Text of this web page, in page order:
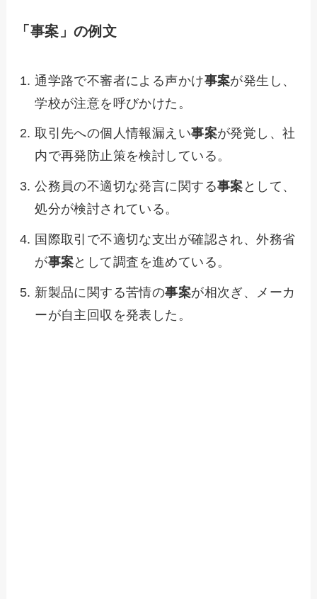
「事案」の例文
通学路で不審者による声かけ事案が発生し、
学校が注意を呼びかけた。
取引先への個人情報漏えい事案が発覚し、社
内で再発防止策を検討している。
公務員の不適切な発言に関する事案 として、
処分が検討されている。
国際取引で不適切な支出が確認され、外務省
が事案として調査を進めている。
新製品に関する苦情の事案が相次ぎ、メーカ
ーが自主回収を発表した。